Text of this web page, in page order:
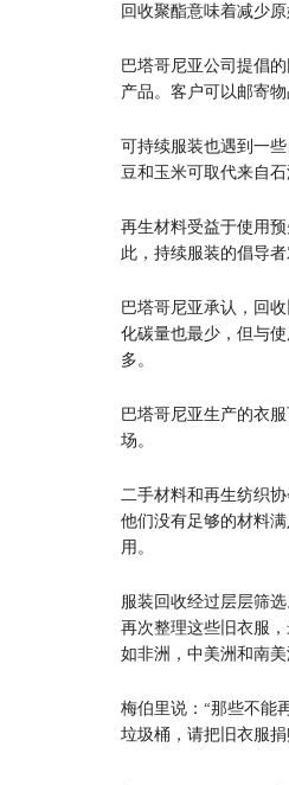
回收聚酯意味着减少
巴塔哥尼亚公司提倡
产品。客户可以邮寄
可持续服装也遇到一
豆和玉米可取代来自石
再生材料受益于使用
此，持续服装的倡导者
巴塔哥尼亚承认，回
化碳量也最少，但与
多。
巴塔哥尼亚生产的衣
场。
二手材料和再生纺织
他们没有足够的材料
用。
服装回收经过层层筛
再次整理这些旧衣服
如非洲，中美洲和南美
梅伯里说：“那些不能
垃圾桶，请把旧衣服